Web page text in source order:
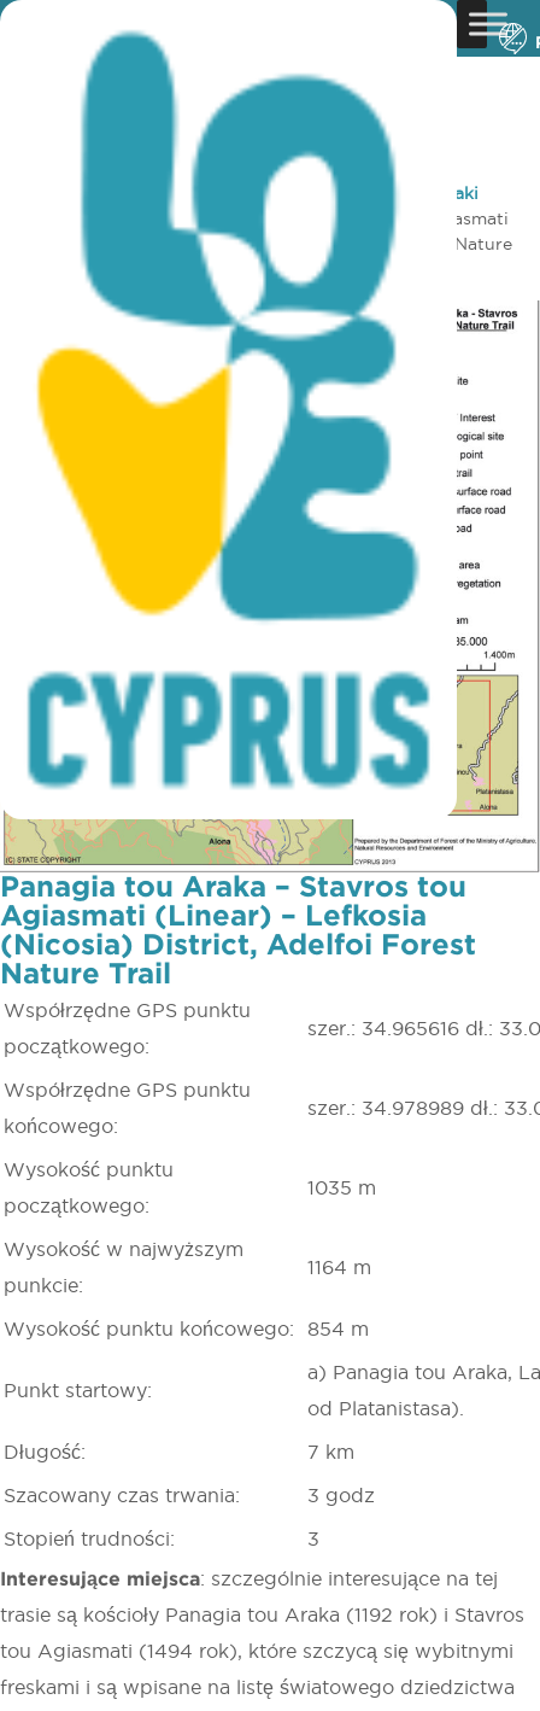
Home Discover Cyprus
Szlaki
Panagia tou Araka – Stavros tou Agiasmati
(Linear) – Lefkosia (Nicosia) District, Adelfoi Forest Nature
Panagia tou Araka – Stavros tou
Agiasmati (Linear) – Lefkosia
(Nicosia) District, Adelfoi Forest
Nature Trail
Współrzędne GPS punktu
początkowego:
szer.: 34.965616 dł.:
Współrzędne GPS punktu
końcowego:
szer.: 34.978989 dł.:
Wysokość punktu
początkowego:
1035 m
Wysokość w najwyższym
punkcie:
1164 m
Wysokość punktu końcowego: 854 m
Punkt startowy:
a) Panagia tou Araka,
od Platanistasa).
Długość:
7 km
Szacowany czas trwania:
3 godz
Stopień trudności:
3
Interesujące miejsca: szczególnie interesujące na tej
trasie są kościoły Panagia tou Araka (1192 rok) i Stavros
tou Agiasmati (1494 rok), które szczycą się wybitnymi
freskami i są wpisane na listę światowego dziedzictwa